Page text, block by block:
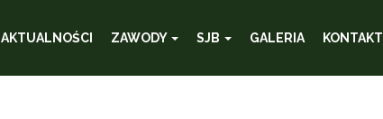
AKTUALNOŚCI ZAWODY SJB GALERIA KONTAKT